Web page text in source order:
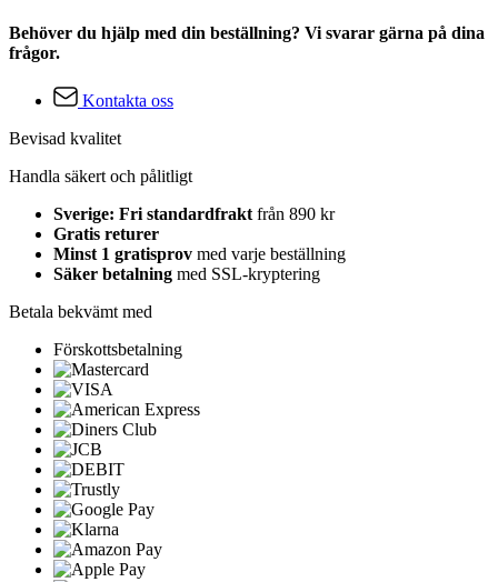
Behöver du hjälp med din beställning? Vi svarar gärna på dina
frågor.
Kontakta oss
Bevisad kvalitet
Handla säkert och pålitligt
Sverige: Fri standardfrakt från 890 kr
Gratis returer
Minst 1 gratisprov med varje beställning
Säker betalning med SSL-kryptering
Betala bekvämt med
Förskottsbetalning